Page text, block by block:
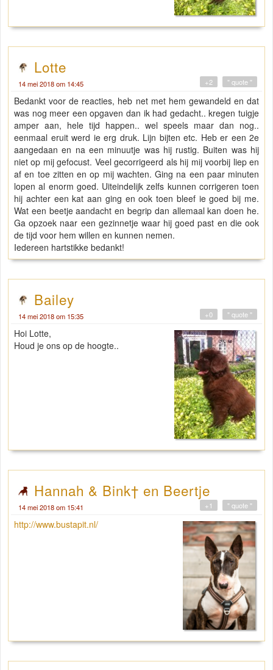
Lotte
14 mei 2018 om 14:45 " quote "
+2
Bedankt voor de reacties, heb net met hem gewandeld en dat
was nog meer een opgaven dan ik had gedacht.. kregen tuigje
amper aan, hele tijd happen.. wel speels maar dan nog..
eenmaal eruit werd ie erg druk. Lijn bijten etc. Heb er een 2e
aangedaan en na een minuutje was hij rustig. Buiten was hij
niet op mij gefocust. Veel gecorrigeerd als hij mij voorbij liep en
af en toe zitten en op mij wachten. Ging na een paar minuten
lopen al enorm goed. Uiteindelijk zelfs kunnen corrigeren toen
hij achter een kat aan ging en ook toen bleef ie goed bij me.
Wat een beetje aandacht en begrip dan allemaal kan doen he.
Ga opzoek naar een gezinnetje waar hij goed past en die ook
de tijd voor hem willen en kunnen nemen.
Iedereen hartstikke bedankt!
Bailey
14 mei 2018 om 15:35 " quote "
+0
Hoi Lotte,
Houd je ons op de hoogte..
Hannah & Bink† en Beertje
14 mei 2018 om 15:41 " quote "
+1
http://www.bustapit.nl/